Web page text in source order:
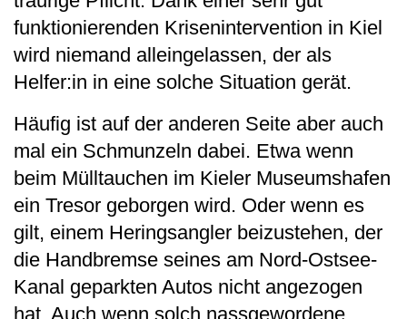
funktionierenden Krisenintervention in Kiel
wird niemand alleingelassen, der als
Helfer:in in eine solche Situation gerät.
Häufig ist auf der anderen Seite aber auch
mal ein Schmunzeln dabei. Etwa wenn
beim Mülltauchen im Kieler Museumshafen
ein Tresor geborgen wird. Oder wenn es
gilt, einem Heringsangler beizustehen, der
die Handbremse seines am Nord-Ostsee-
Kanal geparkten Autos nicht angezogen
hat. Auch wenn solch nassgewordene